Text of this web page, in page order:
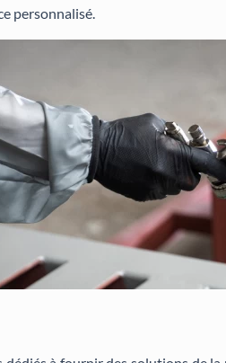
personnalisé.